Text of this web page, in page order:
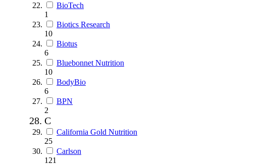
BioTech
1
Biotics Research
10
Biotus
6
Bluebonnet Nutrition
10
BodyBio
6
BPN
2
C
California Gold Nutrition
25
Carlson
121